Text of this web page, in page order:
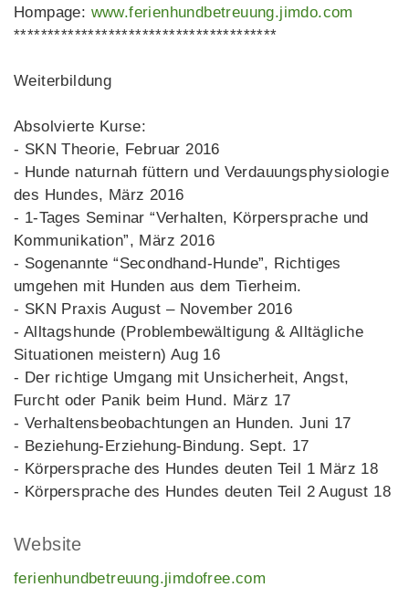
Hompage: www.ferienhundbetreuung.jimdo.com
***************************************
Weiterbildung
Absolvierte Kurse:
- SKN Theorie, Februar 2016
- Hunde naturnah füttern und Verdauungsphysiologie
des Hundes, März 2016
- 1-Tages Seminar “Verhalten, Körpersprache und
Kommunikation”, März 2016
- Sogenannte “Secondhand-Hunde”, Richtiges
umgehen mit Hunden aus dem Tierheim.
- SKN Praxis August – November 2016
- Alltagshunde (Problembewältigung & Alltägliche
Situationen meistern) Aug 16
- Der richtige Umgang mit Unsicherheit, Angst,
Furcht oder Panik beim Hund. März 17
- Verhaltensbeobachtungen an Hunden. Juni 17
- Beziehung-Erziehung-Bindung. Sept. 17
- Körpersprache des Hundes deuten Teil 1 März 18
- Körpersprache des Hundes deuten Teil 2 August 18
Website
ferienhundbetreuung.jimdofree.com